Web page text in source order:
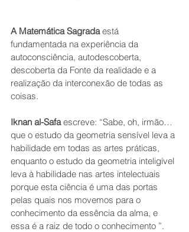
A Matemática Sagrada está
fundamentada na experiência da
autoconsciência, autodescoberta,
descoberta da Fonte da realidade e a
realização da interconexão de todas as
coisas.
Iknan al-Safa escreve: “Sabe, oh, irmão…
que o estudo da geometria sensível leva a
habilidade em todas as artes práticas,
enquanto o estudo da geometria inteligível
leva à habilidade nas artes intelectuais
porque esta ciência é uma das portas
pelas quais nos movemos para o
conhecimento da essência da alma, e
essa é a raiz de todo o conhecimento ”.